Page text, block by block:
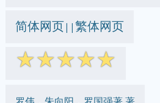
简体网页||繁体网页
☆☆☆☆☆